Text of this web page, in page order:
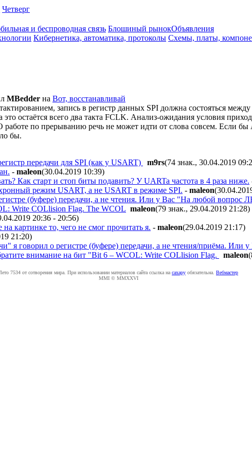
Четверг
и беспроводная связь Блошиный рынокОбъявления
Кибернетика, автоматика, протоколы Схемы, платы,
MBedder на Вот, восстанавливай
запись в регистр данных SPI должна состояться
остаётся всего два такта FCLK. Анализ-ожидания условия
по прерыванию речь не может идти от слова совсем. Если
бы.
передачи для SPI (как у USART)
m9rs(74 знак., 30.04.2019
- maleon(30.04.2019 10:39)
Как старт и стоп биты подавить? У UARTa частота в 4 раза ниже.
режим USART, а не USART в режиме SPI. - maleon
(буфере) передачи, а не чтения. Или у Вас "На любой
Write COLlision Flag. The WCOL maleon(79 знак., 29.04.2019 21:28)
20:36 - 20:56)
картинке то, чего не смог прочитать я. - maleon(29.04.2019 21:17)
21:20)
я говорил о регистре (буфере) передачи, а не чтения/приёма.
внимание на бит "Bit 6 – WCOL: Write COLlision Flag.
maleon
7534 от сотворения мира. При использовании материалов сайта ссылка на caxapу обязательна. Вебмастер
MMI © MMXXVI